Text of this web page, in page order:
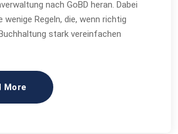
nach GoBD heran. Dabei
wenige Regeln, die, wenn richtig
stark vereinfachen
More